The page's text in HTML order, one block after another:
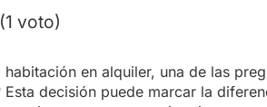
voto)
en alquiler, una de las
Esta decisión puede marcar la